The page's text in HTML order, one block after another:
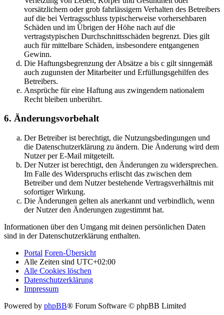
vorsätzlichem oder grob fahrlässigem Verhalten des Betreibers
auf die bei Vertragsschluss typischerweise vorhersehbaren
Schäden und im Übrigen der Höhe nach auf die
vertragstypischen Durchschnittsschäden begrenzt. Dies gilt
auch für mittelbare Schäden, insbesondere entgangenen
Gewinn.
Die Haftungsbegrenzung der Absätze a bis c gilt sinngemäß
auch zugunsten der Mitarbeiter und Erfüllungsgehilfen des
Betreibers.
Ansprüche für eine Haftung aus zwingendem nationalem
Recht bleiben unberührt.
6. Änderungsvorbehalt
Der Betreiber ist berechtigt, die Nutzungsbedingungen und
die Datenschutzerklärung zu ändern. Die Änderung wird dem
Nutzer per E-Mail mitgeteilt.
Der Nutzer ist berechtigt, den Änderungen zu widersprechen.
Im Falle des Widerspruchs erlischt das zwischen dem
Betreiber und dem Nutzer bestehende Vertragsverhältnis mit
sofortiger Wirkung.
Die Änderungen gelten als anerkannt und verbindlich, wenn
der Nutzer den Änderungen zugestimmt hat.
Informationen über den Umgang mit deinen persönlichen Daten
sind in der Datenschutzerklärung enthalten.
Portal Foren-Übersicht
Alle Zeiten sind UTC+02:00
Alle Cookies löschen
Datenschutzerklärung
Impressum
Powered by phpBB® Forum Software © phpBB Limited